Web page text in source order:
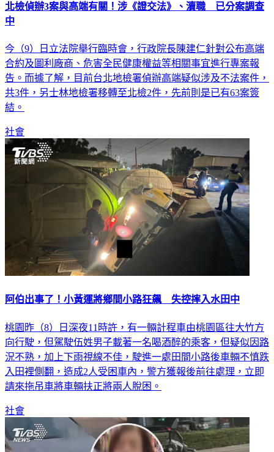
北檢偵辦3案與高端有關！涉《證交法》、瀆職 已分案調查
中
今（9）日立法院舉行臨時會，行政院長陳建仁針對公布高端
合約及圖利廠商、危害全民健康權益等相關事宜進行專案報
告。而據了解，目前台北地檢署偵辦高端疑似涉及不法案件，
共3件，另士林地檢署移轉至北檢2件，先前則是已有63案簽
結。
社會
阿伯出事了！小黃運將鄉間小路狂飆 失控摔入水田中
桃園昨（8）日深夜11時許，有一輛計程車由桃園區往大竹方
向行駛，但駕駛伍姓男子載著一名喝酒醉的乘客，但疑似因路
況不熟，加上下雨視線不佳，駛進一處田間小路後車輛不慎跌
入田裡側翻，造成2人受困車內，警方獲報後前往處理，立即
請來拖吊車將車輛扶正將兩人脫困。
社會